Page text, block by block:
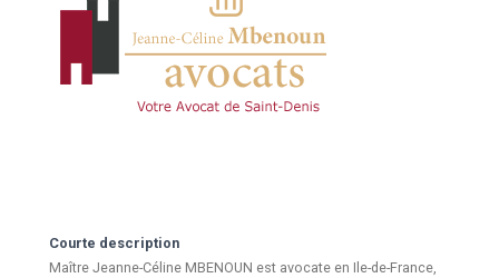
Courte description
Maître Jeanne-Céline MBENOUN est avocate en Ile-de-France,